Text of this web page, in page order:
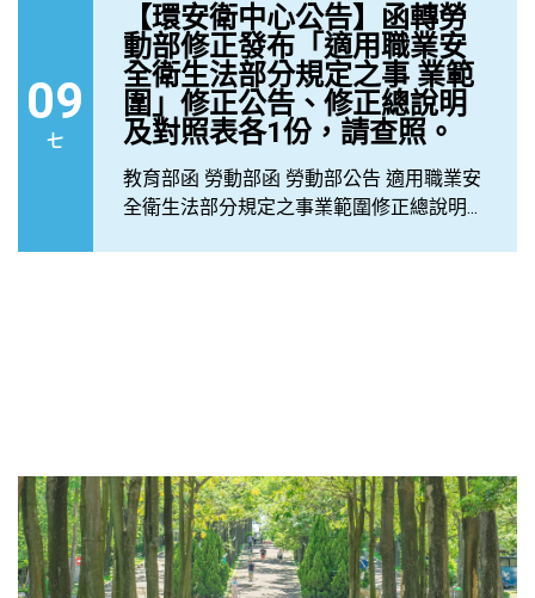
09
七
【環安衛中心公告】函轉勞
動部修正發布「適用職業安
全衛生法部分規定之事 業範
圍」修正公告、修正總說明
及對照表各1份，請查照。
教育部函 勞動部函 勞動部公告 適用職業安
全衛生法部分規定之事業範圍修正總說明...
各1份，請查照。
教育部 函 勞動部 書函 職業安全衛生管理辦
法部分條文修正條文 職業安全衛生管理辦
法部分條文及第三條附表二修正總說明...